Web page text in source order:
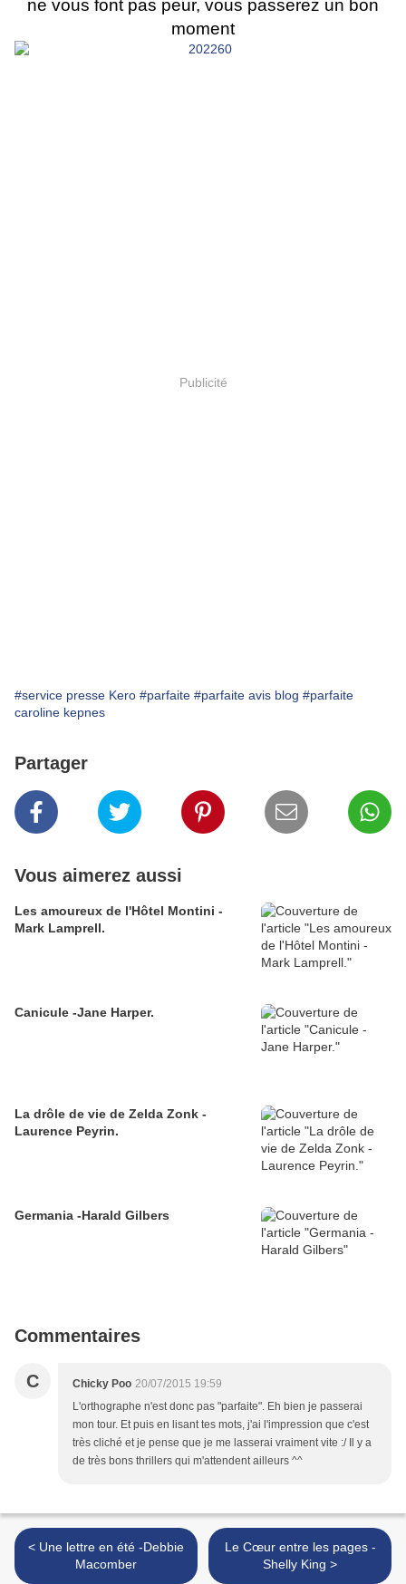
ne vous font pas peur, vous passerez un bon
moment
Publicité
#service presse Kero #parfaite #parfaite avis blog #parfaite
caroline kepnes
Partager
Vous aimerez aussi
Les amoureux de l'Hôtel Montini -
Mark Lamprell.
Canicule -Jane Harper.
La drôle de vie de Zelda Zonk -
Laurence Peyrin.
Germania -Harald Gilbers
Commentaires
C Chicky Poo 20/07/2015 19:59
L'orthographe n'est donc pas "parfaite". Eh bien je passerai
mon tour. Et puis en lisant tes mots, j'ai l'impression que c'est
très cliché et je pense que je me lasserai vraiment vite :/ Il y a
de très bons thrillers qui m'attendent ailleurs ^^
< Une lettre en été -Debbie
Macomber
Le Cœur entre les pages -
Shelly King >